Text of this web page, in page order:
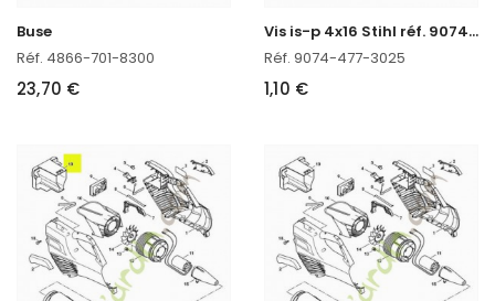
Buse
Réf. 4866-701-8300
23,70 €
V
is is-p 4x16 Stihl réf. 9074-477-3025
Réf. 9074-477-3025
1,10 €